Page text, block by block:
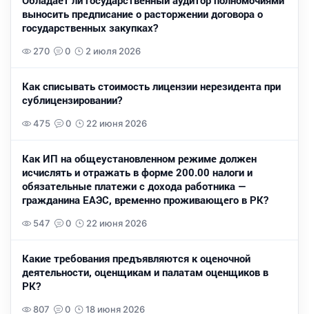
выносить предписание о расторжении договора о
государственных закупках?
270 0 2 июля 2026
Как списывать стоимость лицензии нерезидента при
сублицензировании?
475 0 22 июня 2026
Как ИП на общеустановленном режиме должен
исчислять и отражать в форме 200.00 налоги и
обязательные платежи с дохода работника —
гражданина ЕАЭС, временно проживающего в РК?
547 0 22 июня 2026
Какие требования предъявляются к оценочной
деятельности, оценщикам и палатам оценщиков в
РК?
807 0 18 июня 2026